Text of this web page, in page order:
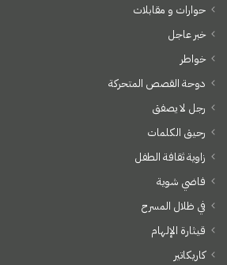
حوارات و مقابلات
خبر عاجل
خواطر
دوحة القصص المتحركة
رجل لا يصفق
رحيق الكلمات
زاوية ثقافة الطفل
فاضي شوية
في ظلال المسرح
قيثارة الإلهام
كاريكاتير